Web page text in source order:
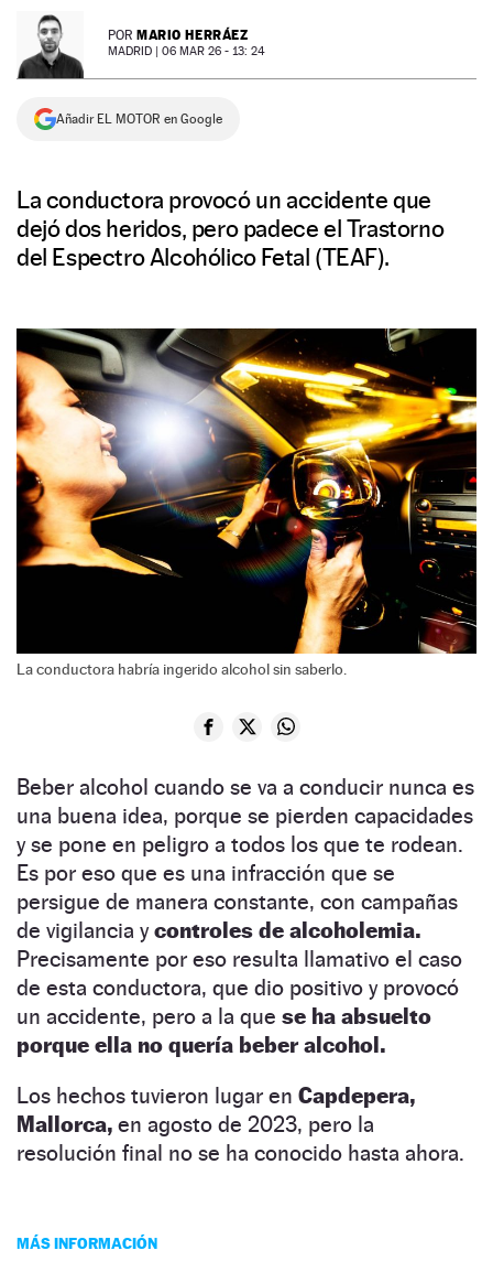
NEWSLETTER POR MARIO HERRÁEZ
MADRID | 06 MAR 26 - 13: 24
Añadir EL MOTOR en Google
La conductora provocó un accidente que
dejó dos heridos, pero padece el Trastorno
del Espectro Alcohólico Fetal (TEAF).
La conductora habría ingerido alcohol sin saberlo.
Beber alcohol cuando se va a conducir nunca es
una buena idea, porque se pierden capacidades
y se pone en peligro a todos los que te rodean.
Es por eso que es una infracción que se
persigue de manera constante, con campañas
de vigilancia ycontroles de alcoholemia.
Precisamente por eso resulta llamativo el caso
de esta conductora, que dio positivo y provocó
un accidente, pero a la que se ha absuelto
porque ella no quería beber alcohol.
Los hechos tuvieron lugar en Capdepera,
Mallorca, en agosto de 2023, pero la
resolución final no se ha conocido hasta ahora.
MÁS INFORMACIÓN